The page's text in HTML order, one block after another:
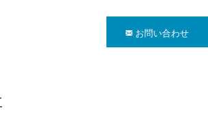
お問い合わせ